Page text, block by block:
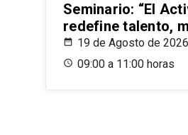
Seminario: “El
redefine talento,
19 de Agosto de 2026
09:00 a 11:00 horas